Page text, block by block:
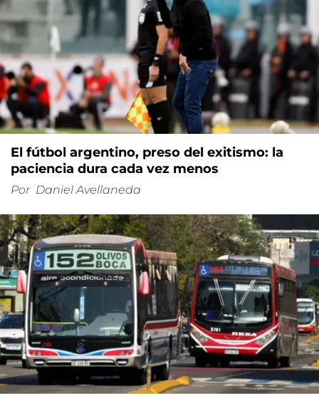
El fútbol argentino, preso del exitismo: la
paciencia dura cada vez menos
Por Daniel Avellaneda